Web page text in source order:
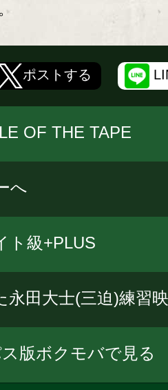
ポストする
OF THE TAPE
へ
ト級+PLUS
永田大士(三迫)練習
版ボクモバで見る